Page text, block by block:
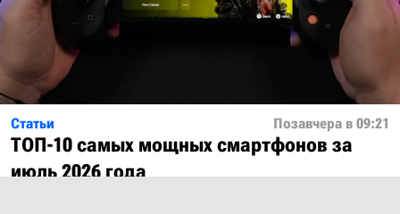
Статьи Позавчера в 09:21
ТОП-10 самых мощных смартфонов за
июль 2026 года